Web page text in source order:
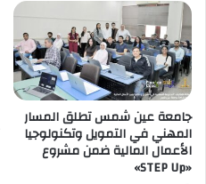
جامعة عين شمس تطلق المسار
المهني في التمويل وتكنولوجيا
الأعمال المالية ضمن مشروع
«STEP Up»